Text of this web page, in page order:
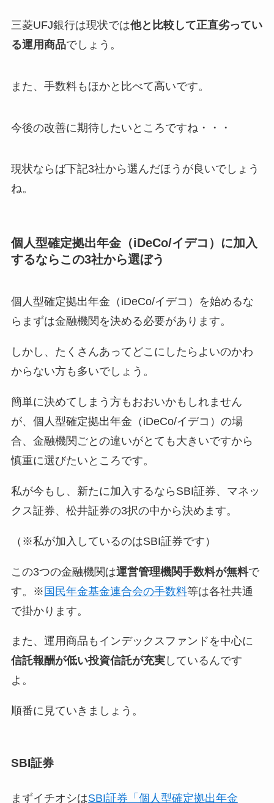
三菱UFJ銀行は現状では他と比較して正直劣ってい
る運用商品でしょう。
また、 手数料もほかと比べて高いです。
今後の改善に期待したいところですね・・・
現状ならば下記3社から選んだほうが良いでしょう
ね。
個人型確定拠出年金（iDeCo/イデコ）に加入
するならこの3社から選ぼう
個人型確定拠出年金（iDeCo/イデコ）を始めるな
らまずは金融機関を決める必要があります。
しかし、たくさんあってどこにしたらよいのかわ
からない方も多いでしょう。
簡単に決めてしまう方もおおいかもしれません
が、個人型確定拠出年金（iDeCo/イデコ）の場
合、金融機関ごとの違いがとても大きいですから
慎重に選びたいところです。
私が今もし、新たに加入するならSBI証券、マネッ
クス証券、松井証券の3択の中から決めます。
（※私が加入しているのはSBI証券です）
この3つの金融機関は運営管理機関手数料が無料で
す。※ 国民年金基金連合会の手数料等は各社共通
で掛かります。
また、運用商品も インデックスファンドを中心に
信託報酬が低い投資信託が充実しているんです
よ。
順番に見ていきましょう。
SBI証券
まずイチオシはSBI証券「個人型確定拠出年金